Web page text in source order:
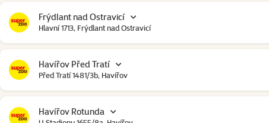
Frýdlant nad Ostravicí
Hlavní 1713, Frýdlant nad Ostravicí
Havířov Před Tratí
Před Tratí 1481/3b, Havířov
Havířov Rotunda